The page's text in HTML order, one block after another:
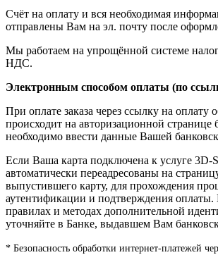
Счёт на оплату и вся необходимая
отправлены Вам на эл. почту после
Мы работаем на упрощённой системе
НДС.
Электронным способом оплаты (по
При оплате заказа через ссылку на оплату
происходит на авторизационной странице
необходимо ввести данные Вашей
Если Ваша карта подключена к услуге 3D-
автоматически переадресованы на
выпустившего карту, для прохождения
аутентификации и подтверждения
правилах и методах дополнительной
уточняйте в Банке, выдавшем Вам
* Безопасность обработки интернет-платежей